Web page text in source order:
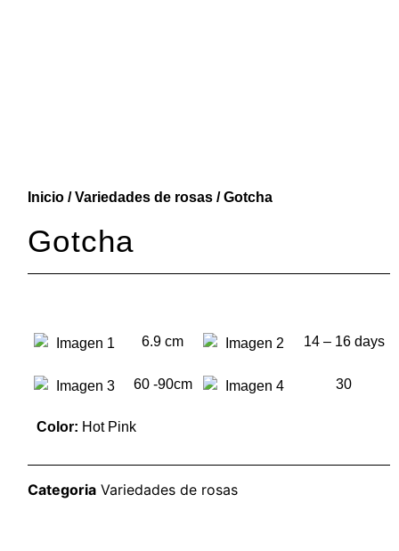
Inicio /Variedades de rosas / Gotcha
Gotcha
6.9 cm 14 – 16 days
60 -90cm 30
Color: Hot Pink
Categoria Variedades de rosas